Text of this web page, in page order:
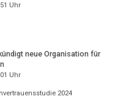
Uhr
neue Organisation für
Uhr
2024